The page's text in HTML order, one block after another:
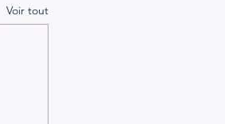
Voir tout